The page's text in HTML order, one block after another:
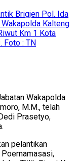
Brigjen Pol. Ida
Wakapolda Kalteng
Km 1 Kota
Foto : TN
Wakapolda
M.M., telah
Prasetyo,
pelantikan